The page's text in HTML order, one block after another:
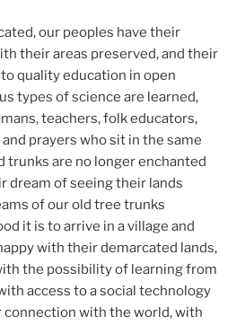
our peoples have their
their areas preserved, and their
quality education in open
types of science are learned,
teachers, folk educators,
prayers who sit in the same
trunks are no longer enchanted
of seeing their lands
of our old tree trunks
it is to arrive in a village and
with their demarcated lands,
the possibility of learning from
access to a social technology
with the world, with